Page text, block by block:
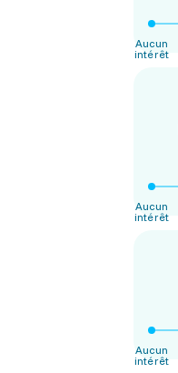
Aucun
intérêt
Aucun
intérêt
Aucun
intérêt